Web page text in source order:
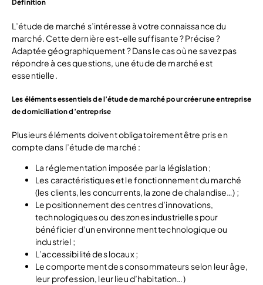
Définition
L’étude de marché s’intéresse à votre connaissance du
marché. Cette dernière est-elle suffisante ? Précise ?
Adaptée géographiquement ? Dans le cas où ne savez pas
répondre à ces questions, une étude de marché est
essentielle.
Les éléments essentiels de l’étude de marché pour créer une entreprise
de domiciliation d’entreprise
Plusieurs éléments doivent obligatoirement être pris en
compte dans l’étude de marché :
La réglementation imposée par la législation ;
Les caractéristiques et le fonctionnement du marché
(les clients, les concurrents, la zone de chalandise…) ;
Le positionnement des centres d’innovations,
technologiques ou des zones industrielles pour
bénéficier d’un environnement technologique ou
industriel ;
L’accessibilité des locaux ;
Le comportement des consommateurs selon leur âge,
leur profession, leur lieu d’habitation…)